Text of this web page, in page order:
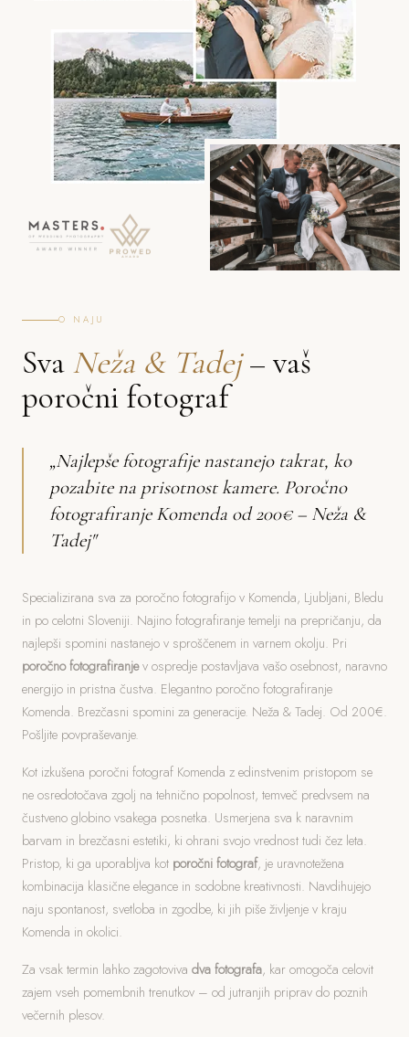
O NAJU
Sva Neža & Tadej– vaš
poročni fotograf
„Najlepše fotografije nastanejo takrat, ko
pozabite na prisotnost kamere. Poročno
fotografiranje Komenda od 200€ – Neža &
Tadej"
Specializirana sva za poročno fotografijo v Komenda, Ljubljani, Bledu
in po celotni Sloveniji. Najino fotografiranje temelji na prepričanju, da
najlepši spomini nastanejo v sproščenem in varnem okolju. Pri
poročno fotografiranjev ospredje postavljava vašo osebnost, naravno
energijo in pristna čustva. Elegantno poročno fotografiranje
Komenda. Brezčasni spomini za generacije. Neža & Tadej. Od 200€.
Pošljite povpraševanje.
Kot izkušena poročni fotograf Komenda z edinstvenim pristopom se
ne osredotočava zgolj na tehnično popolnost, temveč predvsem na
čustveno globino vsakega posnetka. Usmerjena sva k naravnim
barvam in brezčasni estetiki, ki ohrani svojo vrednost tudi čez leta.
Pristop, ki ga uporabljva kot poročni fotograf, je uravnotežena
kombinacija klasične elegance in sodobne kreativnosti. Navdihujejo
naju spontanost, svetloba in zgodbe, ki jih piše življenje v kraju
Komenda in okolici.
Za vsak termin lahko zagotoviva dva fotografa, kar omogoča celovit
zajem vseh pomembnih trenutkov – od jutranjih priprav do poznih
večernih plesov.